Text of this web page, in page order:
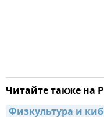
Читайте также на
Физкультура и